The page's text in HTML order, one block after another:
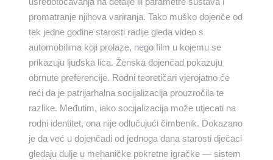
promatranje njihova variranja. Tako muško dojenče od
tek jedne godine starosti radije gleda video s
automobilima koji prolaze, nego film u kojemu se
prikazuju ljudska lica. Ženska dojenčad pokazuju
obrnute preferencije. Rodni teoretičari vjerojatno će
reći da je patrijarhalna socijalizacija prouzročila te
razlike. Međutim, iako socijalizacija može utjecati na
rodni identitet, ona nije odlučujući čimbenik. Dokazano
je da već u dojenčadi od jednoga dana starosti dječaci
gledaju dulje u mehaničke pokretne igračke — sistem